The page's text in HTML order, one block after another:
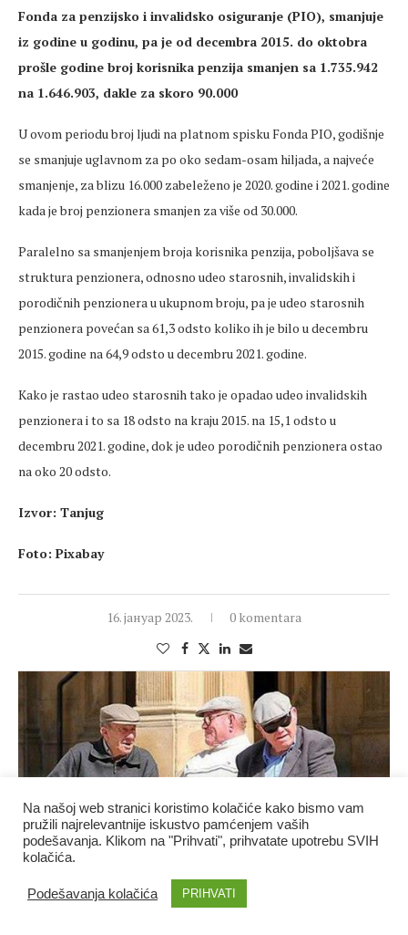
Fonda za penzijsko i invalidsko osiguranje (PIO), smanjuje
iz godine u godinu, pa je od decembra 2015. do oktobra
prošle godine broj korisnika penzija smanjen sa 1.735.942
na 1.646.903, dakle za skoro 90.000
U ovom periodu broj ljudi na platnom spisku Fonda PIO, godišnje
se smanjuje uglavnom za po oko sedam-osam hiljada, a najveće
smanjenje, za blizu 16.000 zabeleženo je 2020. godine i 2021. godine
kada je broj penzionera smanjen za više od 30.000.
Paralelno sa smanjenjem broja korisnika penzija, poboljšava se
struktura penzionera, odnosno udeo starosnih, invalidskih i
porodičnih penzionera u ukupnom broju, pa je udeo starosnih
penzionera povećan sa 61,3 odsto koliko ih je bilo u decembru
2015. godine na 64,9 odsto u decembru 2021. godine.
Kako je rastao udeo starosnih tako je opadao udeo invalidskih
penzionera i to sa 18 odsto na kraju 2015. na 15,1 odsto u
decembru 2021. godine, dok je udeo porodičnih penzionera ostao
na oko 20 odsto.
Izvor: Tanjug
Foto: Pixabay
16. јануар 2023. 0 komentara
Na našoj web stranici koristimo kolačiće kako bismo vam
pružili najrelevantnije iskustvo pamćenjem vaših
podešavanja. Klikom na "Prihvati", prihvatate upotrebu SVIH
kolačića.
Podešavanja kolačića PRIHVATI